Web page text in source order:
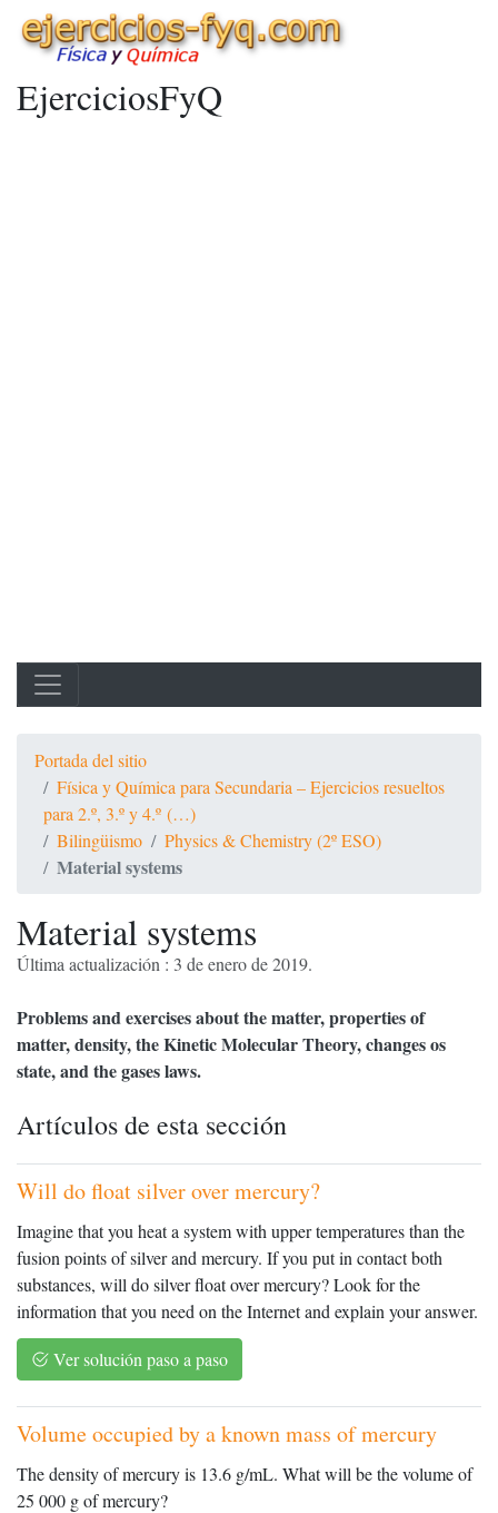
EjerciciosFyQ
Portada del sitio
Física y Química para Secundaria – Ejercicios resueltos
para 2.º, 3.º y 4.º (…)
Bilingüismo
Physics & Chemistry (2º ESO)
Material systems
Material systems
Última actualización : 3 de enero de 2019.
Problems and exercises about the matter, properties of
matter, density, the Kinetic Molecular Theory, changes os
state, and the gases laws.
Artículos de esta sección
Will do float silver over mercury?
Imagine that you heat a system with upper temperatures than the
fusion points of silver and mercury. If you put in contact both
substances, will do silver float over mercury? Look for the
information that you need on the Internet and explain your answer.
Ver solución paso a paso
Volume occupied by a known mass of mercury
The density of mercury is 13.6 g/mL. What will be the volume of
25 000 g of mercury?